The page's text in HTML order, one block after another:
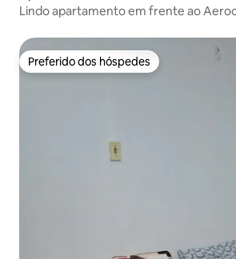
Lindo apartamento em frente ao
Preferido dos hóspedes
Preferido dos hóspedes